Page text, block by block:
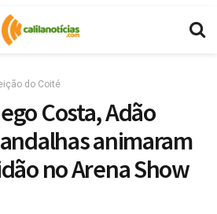
do Coité
Costa, Adão
animaram
no Arena Show